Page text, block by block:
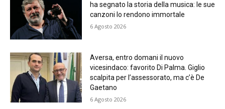
ha segnato la storia della musica: le sue
canzoni lo rendono immortale
6 Agosto 2026
Aversa, entro domani il nuovo
vicesindaco: favorito Di Palma. Giglio
scalpita per l’assessorato, ma c’è De
Gaetano
6 Agosto 2026